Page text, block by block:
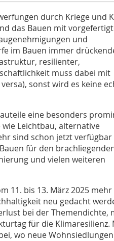
durch Kriege und
das Bauen mit
und
im Bauen immer
resilienter,
muss dabei mit
sonst wird es keine
eine besonders
Leichtbau, alternative
sind schon jetzt
für den
und vielen weiteren
11. bis 13. März 2025 mehr
neu gedacht
bei der Themendichte,
für die Klimaresilienz.
wo neue Wohnsiedlungen